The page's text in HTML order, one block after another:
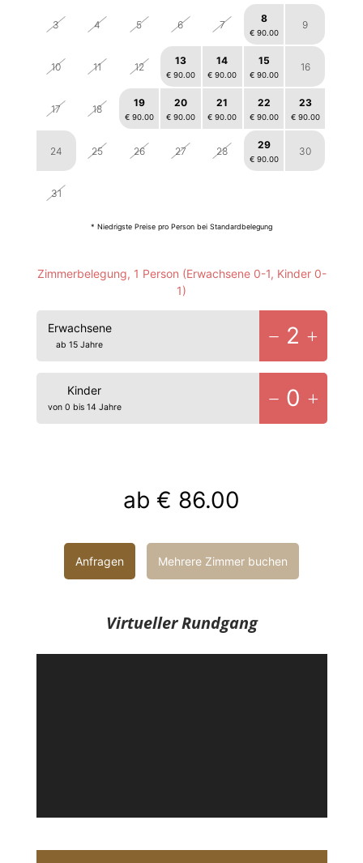
3 4 5 6 7
8
€ 90.00
9
10 11 12
13
€ 90.00
14
€ 90.00
15
€ 90.00
16
17 18
19
€ 90.00
20
€ 90.00
21
€ 90.00
22
€ 90.00
23
€ 90.00
24 25 26 27 28
29
€ 90.00
30
31
* Niedrigste Preise pro Person bei Standardbelegung
Zimmerbelegung, 1 Person (Erwachsene 0-1, Kinder 0-
1)
Erwachsene
ab 15 Jahre 2
Kinder
von 0 bis 14 Jahre 0
ab € 86.00
Anfragen Mehrere Zimmer buchen
Virtueller Rundgang